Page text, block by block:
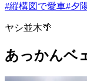
#縦構図で愛車#夕
ヤシ並木🌴
あっかんベ